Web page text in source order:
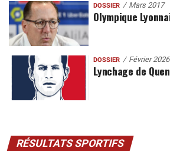
DOSSIER Mars 2017
Olympique
DOSSIER Février 2026
Lynchage de
RÉSULTATS SPORTIFS